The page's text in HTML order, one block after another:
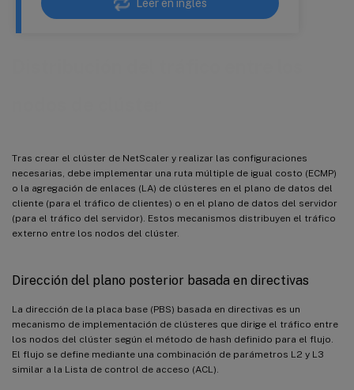
Leer en inglés
Tras crear el clúster de NetScaler y realizar las configuraciones
necesarias, debe implementar una ruta múltiple de igual costo (ECMP)
o la agregación de enlaces (LA) de clústeres en el plano de datos del
cliente (para el tráfico de clientes) o en el plano de datos del servidor
(para el tráfico del servidor). Estos mecanismos distribuyen el tráfico
externo entre los nodos del clúster.
Dirección del plano posterior basada en directivas
La dirección de la placa base (PBS) basada en directivas es un
mecanismo de implementación de clústeres que dirige el tráfico entre
los nodos del clúster según el método de hash definido para el flujo.
El flujo se define mediante una combinación de parámetros L2 y L3
similar a la Lista de control de acceso (ACL).